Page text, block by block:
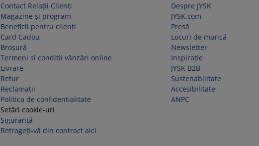
Contact Relații Clienți
Magazine și program
Beneficii pentru clienți
Card Cadou
Broșură
Termeni si conditii vânzări online
Livrare
Retur
Reclamaţii
Politica de confidentialitate
Setări cookie-uri
Siguranță
Retrageți-vă din contract aici
Despre JYSK
JYSK.com
Presă
Locuri de muncă
Newsletter
Inspirație
JYSK B2B
Sustenabilitate
Accesibilitate
ANPC